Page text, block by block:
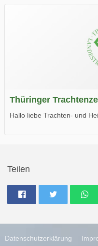
Wir wünschen Euch viel
Thüringer
Hallo liebe Trachten- und
Teilen
Datenschutzerklärung